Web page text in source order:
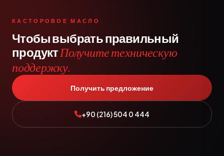
КАСТОРОВОЕ МАСЛО
Чтобы выбрать правильный
продуктПолучите техническую
поддержку.
Получить предложение
+90 (216) 504 0 444